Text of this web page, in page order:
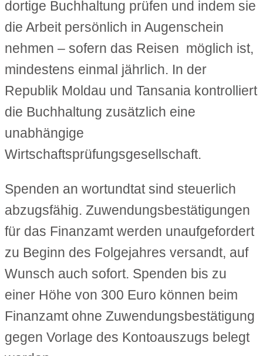
dortige Buchhaltung prüfen und indem sie
die Arbeit persönlich in Augenschein
nehmen – sofern das Reisen möglich ist,
mindestens einmal jährlich. In der
Republik Moldau und Tansania kontrolliert
die Buchhaltung zusätzlich eine
unabhängige
Wirtschaftsprüfungsgesellschaft.
Spenden an wortundtat sind steuerlich
abzugsfähig. Zuwendungsbestätigungen
für das Finanzamt werden unaufgefordert
zu Beginn des Folgejahres versandt, auf
Wunsch auch sofort. Spenden bis zu
einer Höhe von 300 Euro können beim
Finanzamt ohne Zuwendungsbestätigung
gegen Vorlage des Kontoauszugs belegt